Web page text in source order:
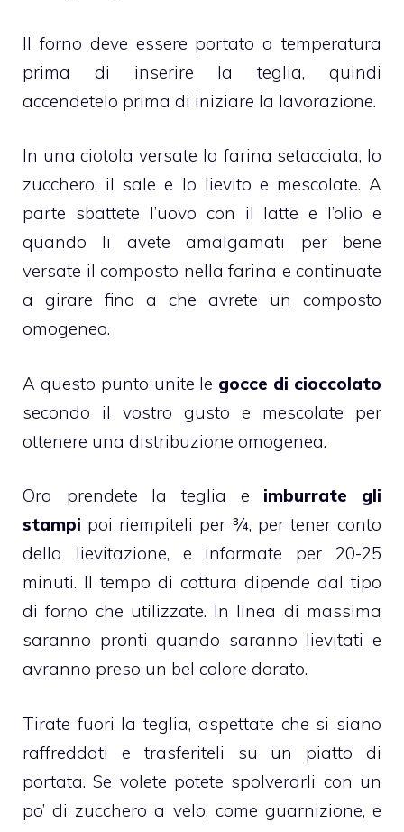
Il forno deve essere portato a temperatura
prima di inserire la teglia, quindi
accendetelo prima di iniziare la lavorazione.
In una ciotola versate la farina setacciata, lo
zucchero, il sale e lo lievito e mescolate. A
parte sbattete l’uovo con il latte e l’olio e
quando li avete amalgamati per bene
versate il composto nella farina e continuate
a girare fino a che avrete un composto
omogeneo.
A questo punto unite le gocce di cioccolato
secondo il vostro gusto e mescolate per
ottenere una distribuzione omogenea.
Ora prendete la teglia e imburrate gli
stampi poi riempiteli per ¾, per tener conto
della lievitazione, e informate per 20-25
minuti. Il tempo di cottura dipende dal tipo
di forno che utilizzate. In linea di massima
saranno pronti quando saranno lievitati e
avranno preso un bel colore dorato.
Tirate fuori la teglia, aspettate che si siano
raffreddati e trasferiteli su un piatto di
portata. Se volete potete spolverarli con un
po’ di zucchero a velo, come guarnizione, e